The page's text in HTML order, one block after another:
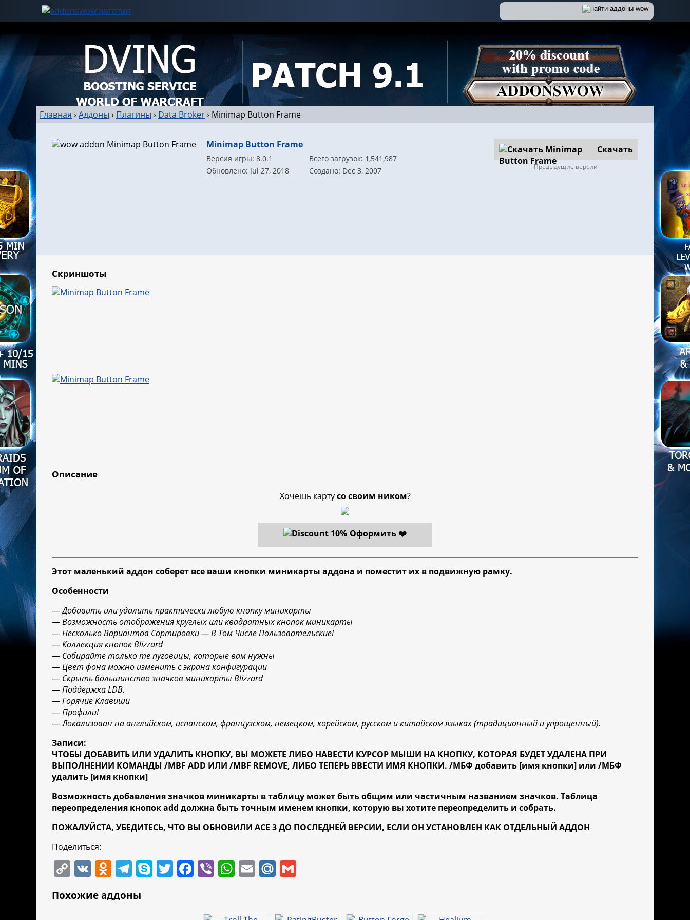
Главная › Аддоны › Плагины › Data Broker› Minimap Button Frame
Minimap Button Frame
Версия игры: 8.0.1
Всего загрузок: 1,541,987
Обновлено: Jul 27, 2018
Создано: Dec 3, 2007
Скачать
Предыдущие версии
Скриншоты
Описание
Хочешь картусо своим ником?
Оформить ❤️
Этот маленький аддон соберет все ваши кнопки миникарты аддона и поместит их в подвижную рамку.
Особенности
—Добавить или удалить практически любую кнопку миникарты
—Возможность отображения круглых или квадратных кнопок миникарты
—Несколько Вариантов Сортировки — В Том Числе Пользовательские!
—Коллекция кнопок Blizzard
— Собирайте только те пуговицы, которые вам нужны
—Цвет фона можно изменить с экрана конфигурации
— Скрыть большинство значков миникарты Blizzard
—Поддержка LDB.
—Горячие Клавиши
—Профили!
—Локализован на английском, испанском, французском, немецком, корейском, русском и китайском языках (традиционный и упрощенный).
Записи:
ЧТОБЫ ДОБАВИТЬ ИЛИ УДАЛИТЬ КНОПКУ, ВЫ МОЖЕТЕ ЛИБО НАВЕСТИ КУРСОР МЫШИ НА КНОПКУ, КОТОРАЯ БУДЕТ УДАЛЕНА ПРИ
ВЫПОЛНЕНИИ КОМАНДЫ /MBF ADD ИЛИ /MBF REMOVE, ЛИБО ТЕПЕРЬ ВВЕСТИ ИМЯ КНОПКИ. /МБФ добавить [имя кнопки] или /МБФ
удалить [имя кнопки]
Возможность добавления значков миникарты в таблицу может быть общим или частичным названием значков. Таблица
переопределения кнопок add должна быть точным именем кнопки, которую вы хотите переопределить и собрать.
ПОЖАЛУЙСТА, УБЕДИТЕСЬ, ЧТО ВЫ ОБНОВИЛИ ACE 3 ДО ПОСЛЕДНЕЙ ВЕРСИИ, ЕСЛИ ОН УСТАНОВЛЕН КАК ОТДЕЛЬНЫЙ АДДОН
Поделиться:
C
p
V O
n
T
e
S T F Vi W E M
Похожие аддоны